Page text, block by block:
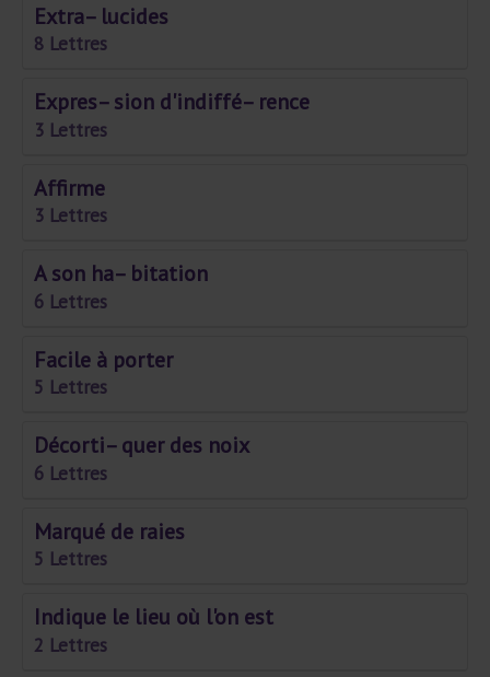
Extra– lucides
8 Lettres
Expres– sion d'indiffé– rence
3 Lettres
Affirme
3 Lettres
A son ha– bitation
6 Lettres
Facile à porter
5 Lettres
Décorti– quer des noix
6 Lettres
Marqué de raies
5 Lettres
Indique le lieu où l'on est
2 Lettres